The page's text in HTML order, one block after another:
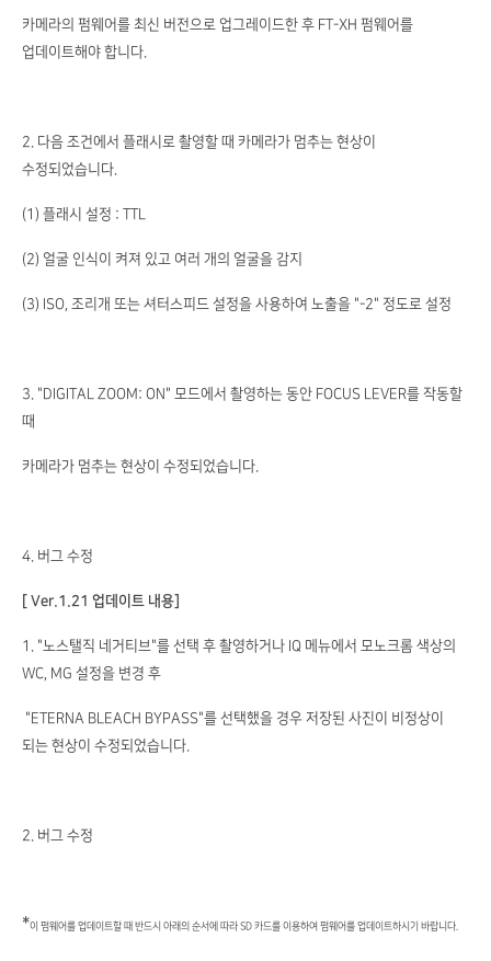
카메라의 펌웨어를 최신 버전으로 업그레이드한 후 FT-XH 펌웨어를
업데이트해야 합니다.
2. 다음 조건에서 플래시로 촬영할 때 카메라가 멈추는 현상이
수정되었습니다.
(1) 플래시 설정 : TTL
(2) 얼굴 인식이 켜져 있고 여러 개의 얼굴을 감지
(3) ISO, 조리개 또는 셔터스피드 설정을 사용하여 노출을 "-2" 정도로 설정
3. "DIGITAL ZOOM: ON" 모드에서 촬영하는 동안 FOCUS LEVER를 작동할
때
카메라가 멈추는 현상이 수정되었습니다.
4. 버그 수정
[ Ver.1.21 업데이트 내용]
1. "노스탤직 네거티브"를 선택 후 촬영하거나 IQ 메뉴에서 모노크롬 색상의
WC, MG 설정을 변경 후
"ETERNA BLEACH BYPASS"를 선택했을 경우 저장된 사진이 비정상이
되는 현상이 수정되었습니다.
2. 버그 수정
*이 펌웨어를 업데이트할 때 반드시 아래의 순서에 따라 SD 카드를 이용하여 펌웨어를 업데이트하시기 바랍니다.